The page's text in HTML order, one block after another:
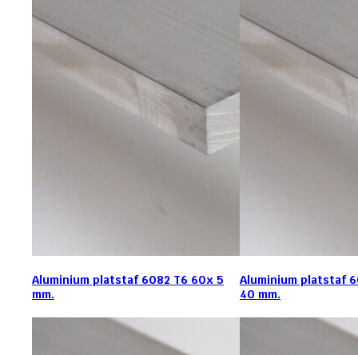
Aluminium platstaf 6082 T6 60x 5
mm.
Aluminium platstaf
40 mm.